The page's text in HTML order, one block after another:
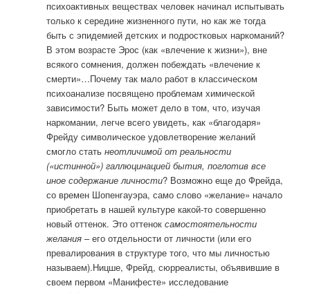
психоактивных веществах человек начинал испытывать
только к середине жизненного пути, но как же тогда
быть с эпидемией детских и подростковых наркоманий?
В этом возрасте Эрос (как «влечение к жизни»), вне
всякого сомнения, должен побеждать «влечение к
смерти»…Почему так мало работ в классическом
психоанализе посвящено проблемам химической
зависимости? Быть может дело в том, что, изучая
наркомании, легче всего увидеть, как «благодаря»
Фрейду символическое удовлетворение желаний
смогло стать неотличимой от реальности
(«истинной») галлюцинацией бытия, поглотив все
иное содержание личности? Возможно еще до Фрейда,
со времен Шопенгауэра, само слово «желание» начало
приобретать в нашей культуре какой-то совершенно
новый оттенок. Это оттенок самостоятельности
желания– его отдельности от личности (или его
превалирования в структуре того, что мы личностью
называем).Ницше, Фрейд, сюрреалисты, объявившие в
своем первом «Манифесте» исследование